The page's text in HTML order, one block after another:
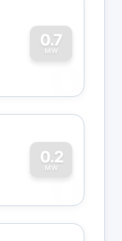
0.7
MW
0
0.2
MW
0